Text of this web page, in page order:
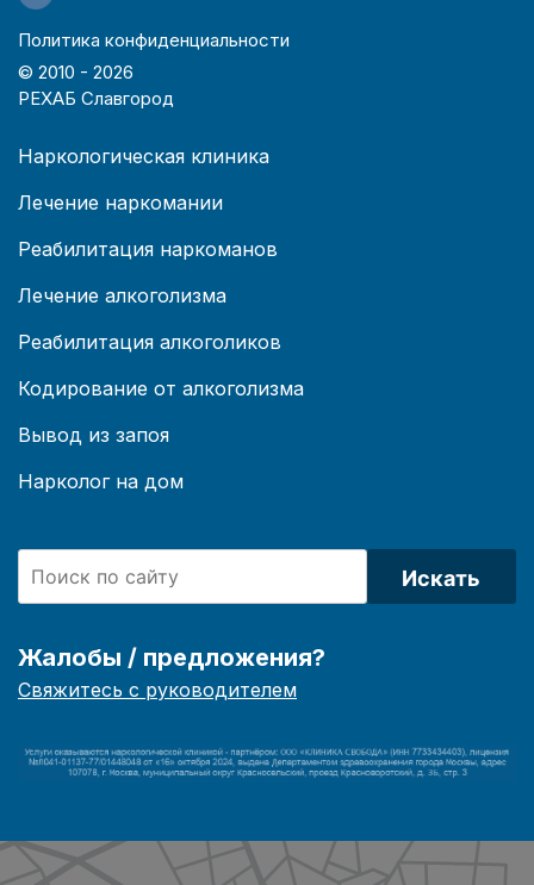
Политика конфиденциальности
© 2010 - 2026
РЕХАБ Славгород
Наркологическая клиника
Лечение наркомании
Реабилитация наркоманов
Лечение алкоголизма
Реабилитация алкоголиков
Кодирование от алкоголизма
Вывод из запоя
Нарколог на дом
Искать
Жалобы / предложения?
Свяжитесь с руководителем